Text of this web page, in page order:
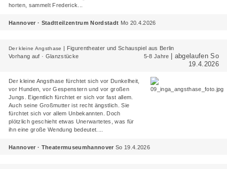
horten, sammelt Frederick...
Hannover · Stadtteilzentrum Nordstadt Mo 20.4.2026
Der kleine Angsthase | Figurentheater und Schauspiel aus Berlin
Vorhang auf · Glanzstücke
5-8 Jahre
| abgelaufen So
19.4.2026
Der kleine Angsthase fürchtet sich vor Dunkelheit,
vor Hunden, vor Gespenstern und vor großen
Jungs. Eigentlich fürchtet er sich vor fast allem.
Auch seine Großmutter ist recht ängstlich. Sie
fürchtet sich vor allem Unbekannten. Doch
plötzlich geschieht etwas Unerwartetes, was für
ihn eine große Wendung bedeutet....
Hannover · Theatermuseumhannover So 19.4.2026